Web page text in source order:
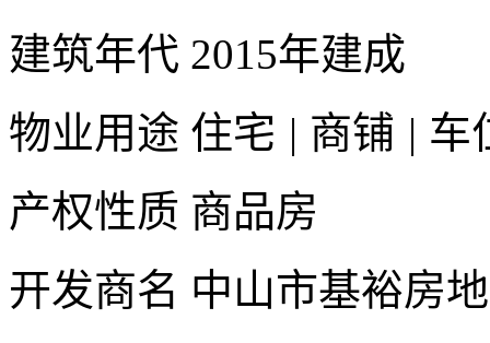
建筑年代 2015年建成
物业用途 住宅 | 商铺 | 车
产权性质 商品房
开发商名 中山市基裕房